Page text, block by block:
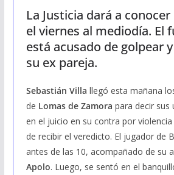
La Justicia dará a
el viernes al mediodía. El
está acusado de golpear
su ex pareja.
Sebastián Villa llegó esta mañana
de Lomas de Zamora para decir sus
en el juicio en su contra por
de recibir el veredicto. El jugador de
antes de las 10, acompañado de su
Apolo. Luego, se sentó en el